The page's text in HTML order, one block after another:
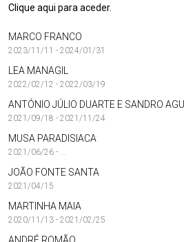
Clique aqui para aceder.
MARCO FRANCO
2023/11/11 - 2024/01/31
LEA MANAGIL
2022/02/12 - 2022/03/19
ANTÓNIO JÚLIO DUARTE E SANDRO
2021/09/18 - 2021/11/24
MUSA PARADISIACA
2021/06/26 - ...
JOÃO FONTE SANTA
2021/04/15
MARTINHA MAIA
2020/11/13 - 2021/02/25